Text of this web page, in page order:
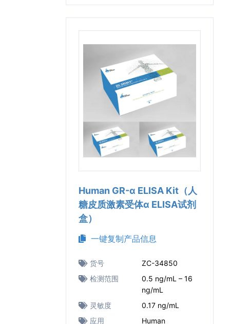
Human GR-α ELISA Kit（人
糖皮质激素受体α ELISA试剂
盒）
一键复制产品信息
货号
ZC-34850
检测范围
0.5 ng/mL – 16
ng/mL
灵敏度
0.17 ng/mL
应用
Human